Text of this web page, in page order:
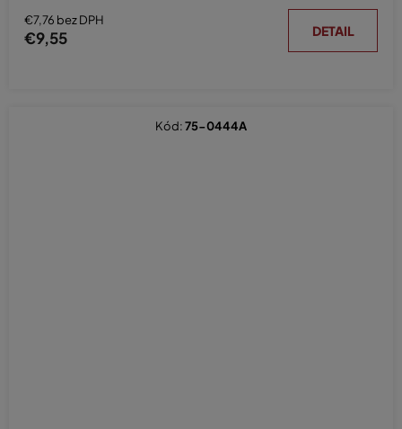
€7,76 bez DPH
€9,55 DETAIL
Kód:75-0444A